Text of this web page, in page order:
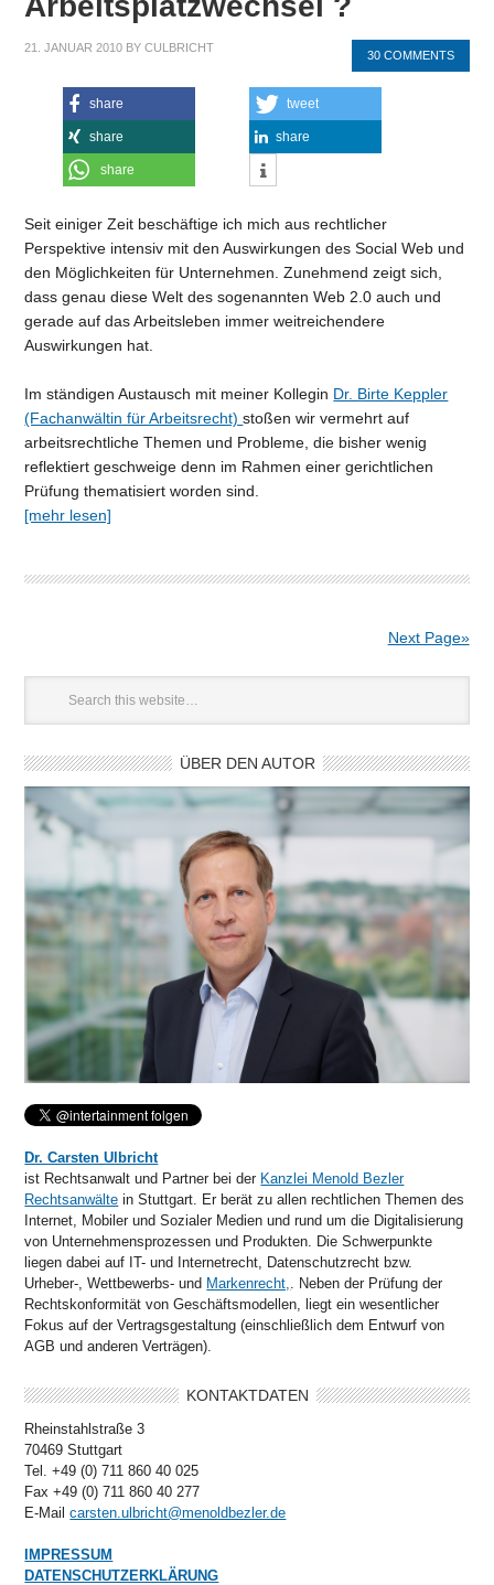
21. JANUAR 2010 BYCULBRICHT
30 COMMENTS
share tweet
share share
share
Seit einiger Zeit beschäftige ich mich aus rechtlicher
Perspektive intensiv mit den Auswirkungen des Social Web und
den Möglichkeiten für Unternehmen. Zunehmend zeigt sich,
dass genau diese Welt des sogenannten Web 2.0 auch und
gerade auf das Arbeitsleben immer weitreichendere
Auswirkungen hat.
Im ständigen Austausch mit meiner Kollegin Dr. Birte Keppler
(Fachanwältin für Arbeitsrecht)stoßen wir vermehrt auf
arbeitsrechtliche Themen und Probleme, die bisher wenig
reflektiert geschweige denn im Rahmen einer gerichtlichen
Prüfung thematisiert worden sind.
[mehr lesen]
Next Page»
ÜBER DEN AUTOR
Dr. Carsten Ulbricht
ist Rechtsanwalt und Partner bei der Kanzlei Menold Bezler
Rechtsanwälte in Stuttgart. Er berät zu allen rechtlichen Themen des
Internet, Mobiler und Sozialer Medien und rund um die Digitalisierung
von Unternehmensprozessen und Produkten. Die Schwerpunkte
liegen dabei auf IT- und Internetrecht, Datenschutzrecht bzw.
Urheber-, Wettbewerbs- und Markenrecht,
. Neben der Prüfung der
Rechtskonformität von Geschäftsmodellen, liegt ein wesentlicher
Fokus auf der Vertragsgestaltung (einschließlich dem Entwurf von
AGB und anderen Verträgen).
KONTAKTDATEN
Rheinstahlstraße 3
70469 Stuttgart
Tel. +49 (0) 711 860 40 025
Fax +49 (0) 711 860 40 277
E-Mailcarsten.ulbricht@menoldbezler.de
IMPRESSUM
DATENSCHUTZERKLÄRUNG